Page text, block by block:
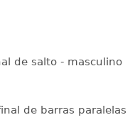
de salto - masculino
de barras paralelas